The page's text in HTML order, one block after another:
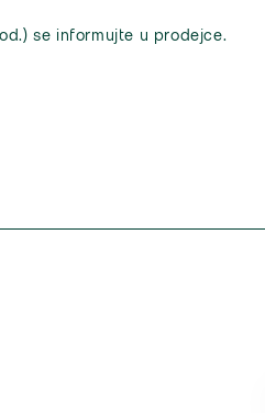
se informujte u prodejce.